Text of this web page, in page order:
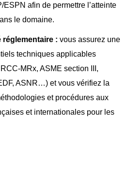
afin de permettre l’atteinte
le domaine.
réglementaire : vous assurez une
techniques applicables
MRx, ASME section III,
ASNR…) et vous vérifiez la
et procédures aux
et internationales pour les